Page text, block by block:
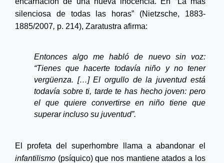
silenciosa de todas las horas” (Nietzsche, 1883-
1885/2007, p. 214), Zaratustra afirma:
Entonces algo me habló de nuevo sin voz:
“Tienes que hacerte todavía niño y no tener
vergüenza. […] El orgullo de la juventud está
todavía sobre ti, tarde te has hecho joven: pero
el que quiere convertirse en niño tiene que
superar incluso su juventud”.
El profeta del superhombre llama a abandonar el
infantilismo (psíquico) que nos mantiene atados a los